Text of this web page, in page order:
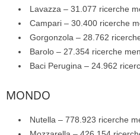
Lavazza – 31.077 ricerche
Campari – 30.400 ricerche
Gorgonzola – 28.762
Barolo – 27.354 ricerche
Baci Perugina – 24.962
MONDO
Nutella – 778.923 ricerche